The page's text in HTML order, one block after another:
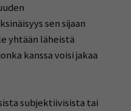
sen sijaan
yhtään läheistä
kanssa voisi jakaa
subjektiivisista tai